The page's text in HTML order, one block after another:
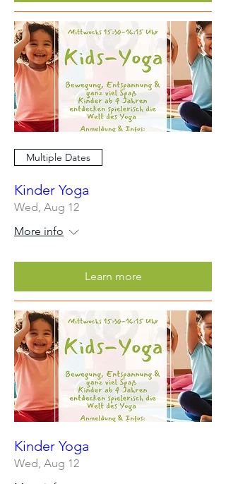
Multiple Dates
Kinder Yoga
Wed, Aug 12
More info
Learn more
Kinder Yoga
Wed, Aug 12